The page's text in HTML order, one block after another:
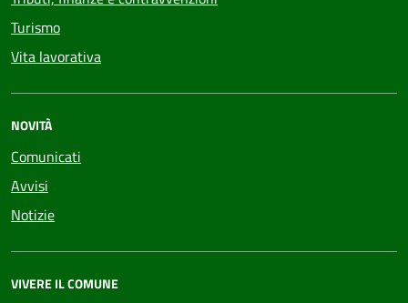
Turismo
Vita lavorativa
NOVITÀ
Comunicati
Avvisi
Notizie
VIVERE IL COMUNE